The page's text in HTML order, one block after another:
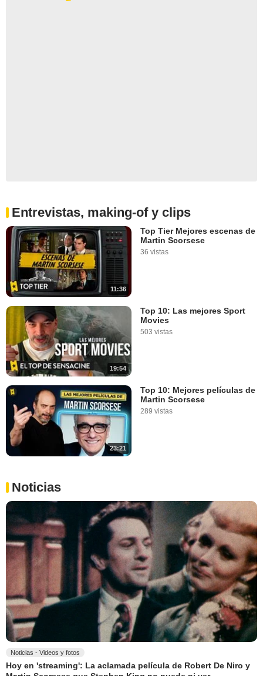
Entrevistas, making-of y clips
11:36
Top Tier Mejores escenas de
Martin Scorsese
36 vistas
19:54
Top 10: Las mejores Sport
Movies
503 vistas
23:21
Top 10: Mejores películas de
Martin Scorsese
289 vistas
Noticias
Noticias - Videos y fotos
Hoy en 'streaming': La aclamada película de Robert De Niro y